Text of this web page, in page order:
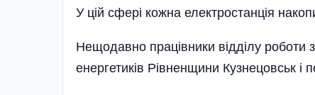
У цій сфері кожна електростанція
Нещодавно працівники відділу роботи
енергетиків Рівненщини Кузнецовськ і